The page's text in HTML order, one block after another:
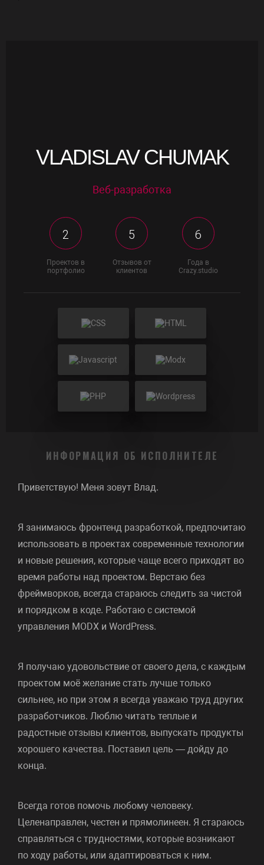
VLADISLAV CHUMAK
Веб-разработка
2
Проектов в
портфолио
5
Отзывов от
клиентов
6
Года в
Crazy.studio
ИНФОРМАЦИЯ ОБ ИСПОЛНИТЕЛЕ
Приветствую! Меня зовут Влад.
Я занимаюсь фронтенд разработкой, предпочитаю
использовать в проектах современные технологии
и новые решения, которые чаще всего приходят во
время работы над проектом. Верстаю без
фреймворков, всегда стараюсь следить за чистой
и порядком в коде. Работаю с системой
управления MODX и WordPress.
Я получаю удовольствие от своего дела, с каждым
проектом моё желание стать лучше только
сильнее, но при этом я всегда уважаю труд других
разработчиков. Люблю читать теплые и
радостные отзывы клиентов, выпускать продукты
хорошего качества. Поставил цель — дойду до
конца.
Всегда готов помочь любому человеку.
Целенаправлен, честен и прямолинеен. Я стараюсь
справляться с трудностями, которые возникают
по ходу работы, или адаптироваться к ним.